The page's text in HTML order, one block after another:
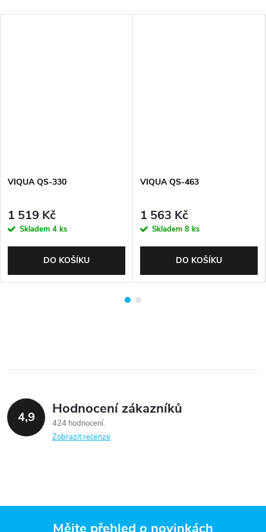
VIQUA QS-330
1 519 Kč
Skladem 4 ks
DO KOŠÍKU
VIQUA QS-463
1 563 Kč
Skladem 8 ks
DO KOŠÍKU
4,9 Hodnocení zákazníků
424 hodnocení
Zobrazit recenze
Mějte přehled o novinkách